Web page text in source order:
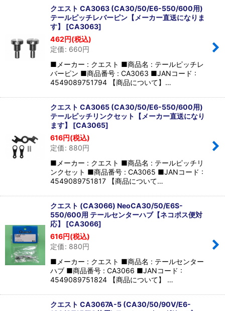
クエスト CA3063 (CA30/50/E6-550/600用)
テールピッチレバーピン【メーカー直送になりま
す】
[CA3063]
462円(税込)
定価: 660円
■メーカー : クエスト ■商品名 : テールピッチレ
バーピン ■商品番号 : CA3063 ■JANコード :
4549089751794 【商品について】…
クエスト CA3065 (CA30/50/E6-550/600用)
テールピッチリンクセット【メーカー直送になり
ます】
[CA3065]
616円(税込)
定価: 880円
■メーカー : クエスト ■商品名 : テールピッチリ
ンクセット ■商品番号 : CA3065 ■JANコード :
4549089751817 【商品について…
クエスト (CA3066) NeoCA30/50/E6S-
550/600用 テールセンターハブ【ネコポス便対
応】 [CA3066]
616円(税込)
定価: 880円
■メーカー : クエスト ■商品名 : テールセンター
ハブ ■商品番号 : CA3066 ■JANコード :
4549089751824 【商品について】 …
クエスト CA3067A-5 (CA30/50/90V/E6-